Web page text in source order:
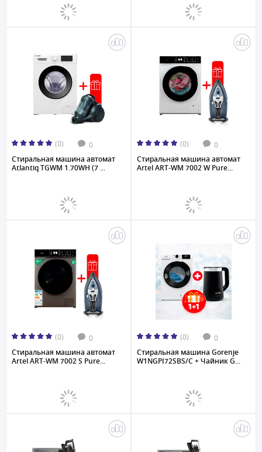
(0) 0
Стиральная машина автомат
Atlantiq TGWM 1.70WH (7 ...
(0) 0
Стиральная машина автомат
Artel ART-WM 7002 W Pure...
(0) 0
Стиральная машина автомат
Artel ART-WM 7002 S Pure...
(0) 0
Стиральная машина Gorenje
W1NGPI72SBS/C + Чайник G...